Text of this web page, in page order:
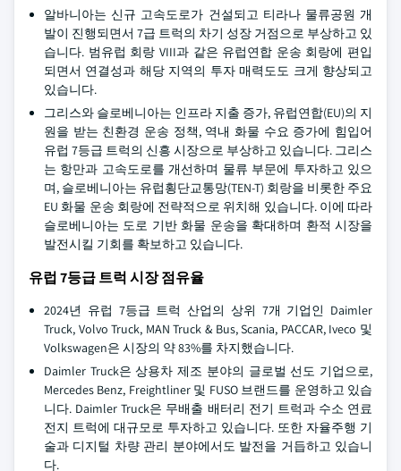
알바니아는 신규 고속도로가 건설되고 티라나 물류공원 개
발이 진행되면서 7급 트럭의 차기 성장 거점으로 부상하고 있
습니다. 범유럽 회랑 VIII과 같은 유럽연합 운송 회랑에 편입
되면서 연결성과 해당 지역의 투자 매력도도 크게 향상되고
있습니다.
그리스와 슬로베니아는 인프라 지출 증가, 유럽연합(EU)의 지
원을 받는 친환경 운송 정책, 역내 화물 수요 증가에 힘입어
유럽 7등급 트럭의 신흥 시장으로 부상하고 있습니다. 그리스
는 항만과 고속도로를 개선하며 물류 부문에 투자하고 있으
며, 슬로베니아는 유럽횡단교통망(TEN-T) 회랑을 비롯한 주요
EU 화물 운송 회랑에 전략적으로 위치해 있습니다. 이에 따라
슬로베니아는 도로 기반 화물 운송을 확대하며 환적 시장을
발전시킬 기회를 확보하고 있습니다.
유럽 7등급 트럭 시장 점유율
2024년 유럽 7등급 트럭 산업의 상위 7개 기업인 Daimler
Truck, Volvo Truck, MAN Truck & Bus, Scania, PACCAR, Iveco 및
Volkswagen은 시장의 약 83%를 차지했습니다.
Daimler Truck은 상용차 제조 분야의 글로벌 선도 기업으로,
Mercedes Benz, Freightliner 및 FUSO 브랜드를 운영하고 있습
니다. Daimler Truck은 무배출 배터리 전기 트럭과 수소 연료
전지 트럭에 대규모로 투자하고 있습니다. 또한 자율주행 기
술과 디지털 차량 관리 분야에서도 발전을 거듭하고 있습니
다.